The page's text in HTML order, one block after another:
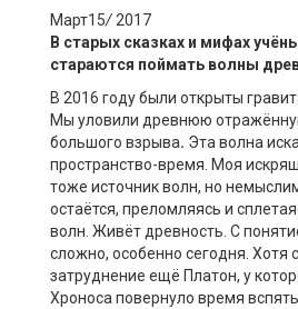
Март15/ 2017
В старых сказках и мифах
стараются поймать волны
В 2016 году были открыты
Мы уловили древнюю
большого взрыва. Эта волна
пространство-время. Моя
тоже источник волн, но
остаётся, преломляясь и
волн. Живёт древность. С
сложно, особенно сегодня. Хотя
затруднение ещё Платон, у
Хроноса повернуло время